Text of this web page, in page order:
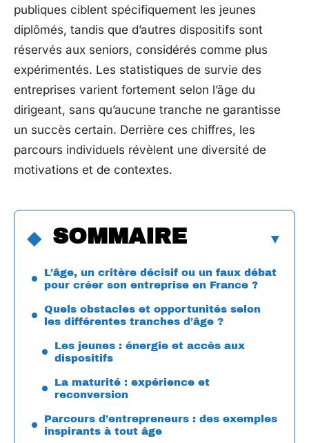
publiques ciblent spécifiquement les jeunes
diplômés, tandis que d’autres dispositifs sont
réservés aux seniors, considérés comme plus
expérimentés. Les statistiques de survie des
entreprises varient fortement selon l’âge du
dirigeant, sans qu’aucune tranche ne garantisse
un succès certain. Derrière ces chiffres, les
parcours individuels révèlent une diversité de
motivations et de contextes.
SOMMAIRE
L’âge, un critère décisif ou un faux débat
pour créer son entreprise en France ?
Quels obstacles et opportunités selon
les différentes tranches d’âge ?
Les jeunes : énergie et accès aux
dispositifs
La maturité : expérience et
reconversion
Parcours d’entrepreneurs : des exemples
inspirants à tout âge